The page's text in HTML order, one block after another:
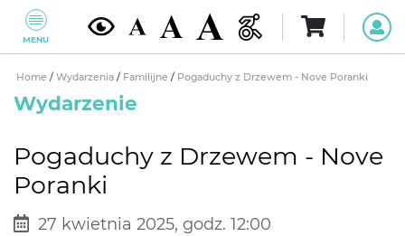
MENU
Home / Wydarzenia / Familijne / Pogaduchy z Drzewem - Nove Poranki
Wydarzenie
Pogaduchy z Drzewem - Nove
Poranki
27 kwietnia 2025, godz. 12:00